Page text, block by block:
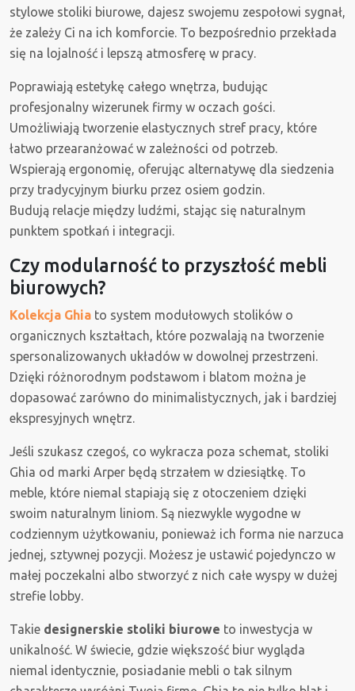
stylowe stoliki biurowe, dajesz swojemu zespołowi sygnał,
że zależy Ci na ich komforcie. To bezpośrednio przekłada
się na lojalność i lepszą atmosferę w pracy.
Poprawiają estetykę całego wnętrza, budując
profesjonalny wizerunek firmy w oczach gości.
Umożliwiają tworzenie elastycznych stref pracy, które
łatwo przearanżować w zależności od potrzeb.
Wspierają ergonomię, oferując alternatywę dla siedzenia
przy tradycyjnym biurku przez osiem godzin.
Budują relacje między ludźmi, stając się naturalnym
punktem spotkań i integracji.
Czy modularność to przyszłość mebli
biurowych?
Kolekcja Ghia to system modułowych stolików o
organicznych kształtach, które pozwalają na tworzenie
spersonalizowanych układów w dowolnej przestrzeni.
Dzięki różnorodnym podstawom i blatom można je
dopasować zarówno do minimalistycznych, jak i bardziej
ekspresyjnych wnętrz.
Jeśli szukasz czegoś, co wykracza poza schemat, stoliki
Ghia od marki Arper będą strzałem w dziesiątkę. To
meble, które niemal stapiają się z otoczeniem dzięki
swoim naturalnym liniom. Są niezwykle wygodne w
codziennym użytkowaniu, ponieważ ich forma nie narzuca
jednej, sztywnej pozycji. Możesz je ustawić pojedynczo w
małej poczekalni albo stworzyć z nich całe wyspy w dużej
strefie lobby.
Takie designerskie stoliki biurowe to inwestycja w
unikalność. W świecie, gdzie większość biur wygląda
niemal identycznie, posiadanie mebli o tak silnym